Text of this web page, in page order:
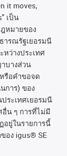
it moves,
เป็น
หมายของ
ารณรัฐเยอรมนี
หว่างประเทศ
บางส่วน
หรือคำขอจด
การ) ของ
ประเทศเยอรมนี
อื่น ๆ การที่ไม่มี
ยู่ในรายการนี้
อง igus® SE